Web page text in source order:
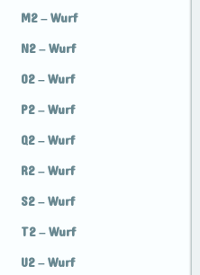
M2 – Wurf
N2 – Wurf
O2 – Wurf
P2 – Wurf
Q2 – Wurf
R2 – Wurf
S2 – Wurf
T2 – Wurf
U2 – Wurf